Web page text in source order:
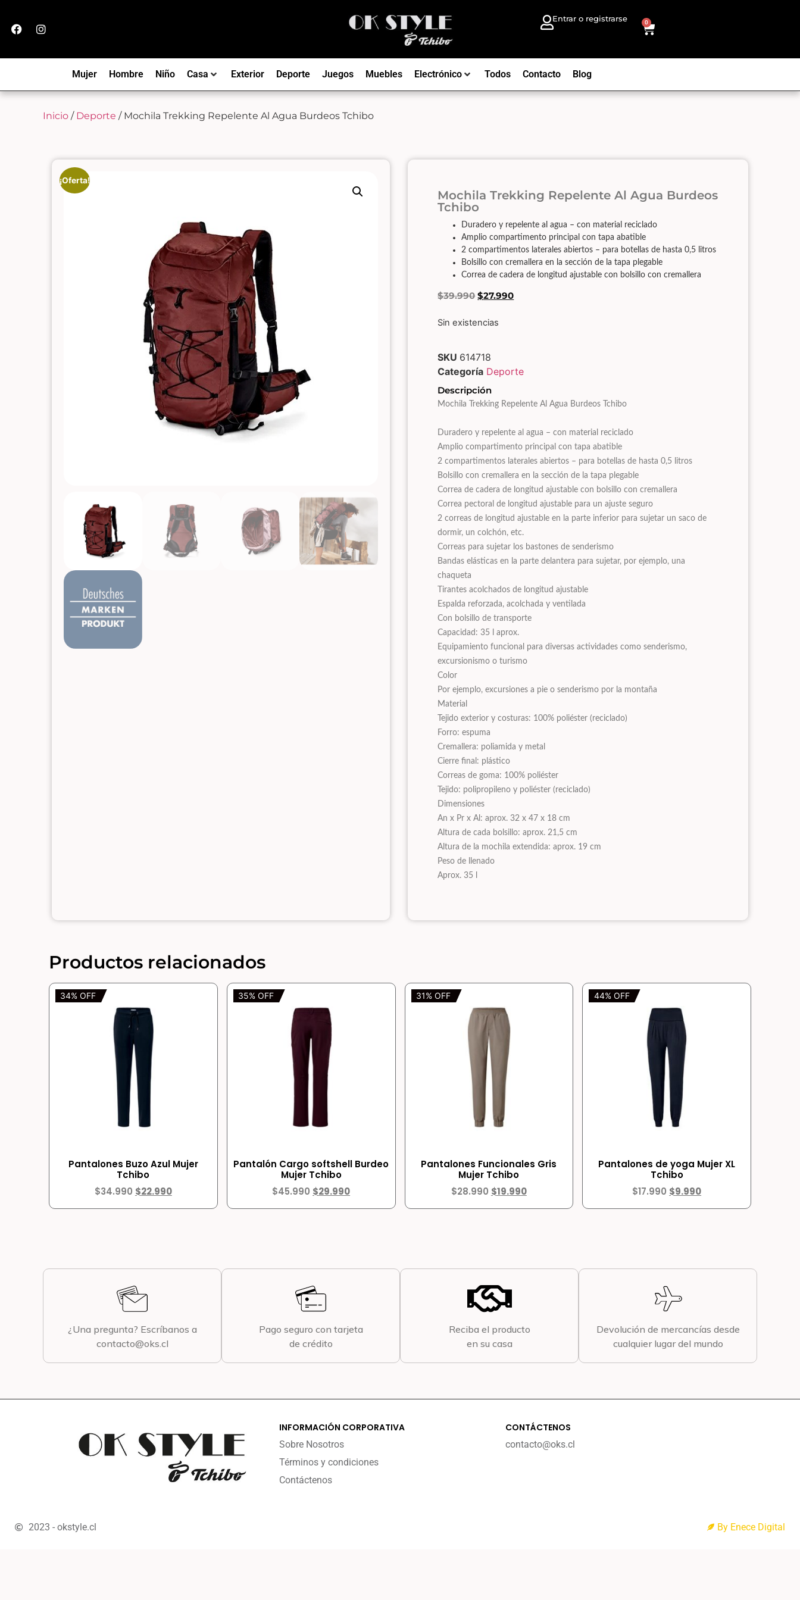
Entrar o registrarse 0
Mujer Hombre Niño Casa Exterior Deporte Juegos Muebles Electrónico Todos Contacto Blog
Inicio / Deporte / Mochila Trekking Repelente Al Agua Burdeos Tchibo
¡Oferta!
Mochila Trekking Repelente Al Agua Burdeos
Tchibo
Duradero y repelente al agua – con material reciclado
Amplio compartimento principal con tapa abatible
2 compartimentos laterales abiertos – para botellas de hasta 0,5 litros
Bolsillo con cremallera en la sección de la tapa plegable
Correa de cadera de longitud ajustable con bolsillo con cremallera
$39.990 $27.990
Sin existencias
SKU 614718
Categoría Deporte
Descripción
Mochila Trekking Repelente Al Agua Burdeos Tchibo
Duradero y repelente al agua – con material reciclado
Amplio compartimento principal con tapa abatible
2 compartimentos laterales abiertos – para botellas de hasta 0,5 litros
Bolsillo con cremallera en la sección de la tapa plegable
Correa de cadera de longitud ajustable con bolsillo con cremallera
Correa pectoral de longitud ajustable para un ajuste seguro
2 correas de longitud ajustable en la parte inferior para sujetar un saco de
dormir, un colchón, etc.
Correas para sujetar los bastones de senderismo
Bandas elásticas en la parte delantera para sujetar, por ejemplo, una
chaqueta
Tirantes acolchados de longitud ajustable
Espalda reforzada, acolchada y ventilada
Con bolsillo de transporte
Capacidad: 35 l aprox.
Equipamiento funcional para diversas actividades como senderismo,
excursionismo o turismo
Color
Por ejemplo, excursiones a pie o senderismo por la montaña
Material
Tejido exterior y costuras: 100% poliéster (reciclado)
Forro: espuma
Cremallera: poliamida y metal
Cierre final: plástico
Correas de goma: 100% poliéster
Tejido: polipropileno y poliéster (reciclado)
Dimensiones
An x Pr x Al: aprox. 32 x 47 x 18 cm
Altura de cada bolsillo: aprox. 21,5 cm
Altura de la mochila extendida: aprox. 19 cm
Peso de llenado
Aprox. 35 l
Productos relacionados
34% OFF
Pantalones Buzo Azul Mujer
Tchibo
$34.990 $22.990
35% OFF
Pantalón Cargo softshell Burdeo
Mujer Tchibo
$45.990 $29.990
31% OFF
Pantalones Funcionales Gris
Mujer Tchibo
$28.990 $19.990
44% OFF
Pantalones de yoga Mujer XL
Tchibo
$17.990 $9.990
¿Una pregunta? Escríbanos a
contacto@oks.cl
Pago seguro con tarjeta
de crédito
Reciba el producto
en su casa
Devolución de mercancías desde
cualquier lugar del mundo
INFORMACIÓN CORPORATIVA
Sobre Nosotros
Términos y condiciones
Contáctenos
CONTÁCTENOS
contacto@oks.cl
2023 - okstyle.cl By Enece Digital